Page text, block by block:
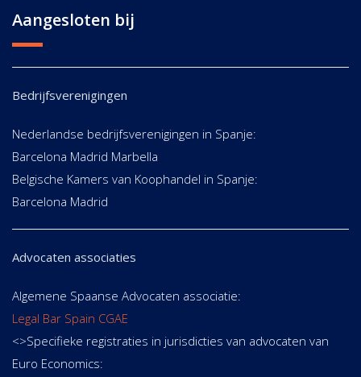
Aangesloten bij
Bedrijfsverenigingen
Nederlandse bedrijfsverenigingen in Spanje:
Barcelona Madrid Marbella
Belgische Kamers van Koophandel in Spanje:
Barcelona Madrid
Advocaten associaties
Algemene Spaanse Advocaten associatie:
Legal Bar Spain CGAE
<>Specifieke registraties in jurisdicties van advocaten van
Euro Economics: